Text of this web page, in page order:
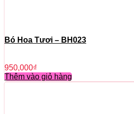
Bó Hoa Tươi – BH023
950,000₫
Thêm vào giỏ hàng